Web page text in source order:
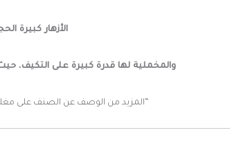
الأزهار كبيرة الحجم حيث
والمخملية لها قدرة كبيرة على التكيف.
“المزيد من الوصف عن الصنف على